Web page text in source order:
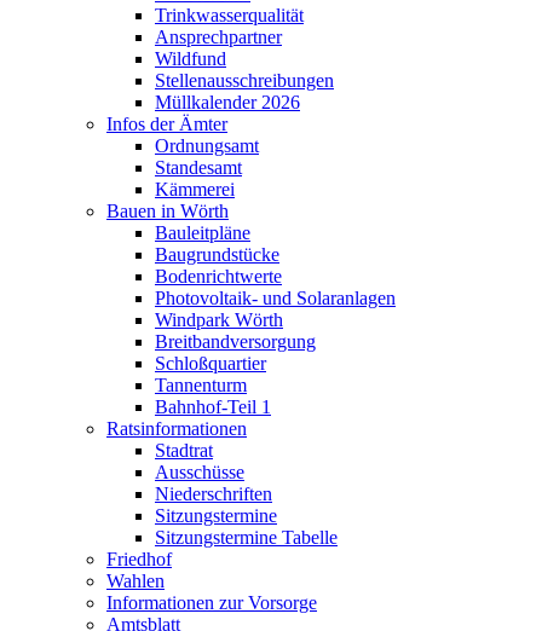
Trinkwasserqualität
Ansprechpartner
Wildfund
Stellenausschreibungen
Müllkalender 2026
Infos der Ämter
Ordnungsamt
Standesamt
Kämmerei
Bauen in Wörth
Bauleitpläne
Baugrundstücke
Bodenrichtwerte
Photovoltaik- und Solaranlagen
Windpark Wörth
Breitbandversorgung
Schloßquartier
Tannenturm
Bahnhof-Teil 1
Ratsinformationen
Stadtrat
Ausschüsse
Niederschriften
Sitzungstermine
Sitzungstermine Tabelle
Friedhof
Wahlen
Informationen zur Vorsorge
Amtsblatt